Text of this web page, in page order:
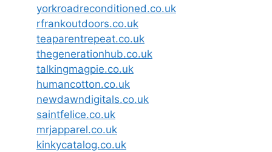
yorkroadreconditioned.co.uk
rfrankoutdoors.co.uk
teaparentrepeat.co.uk
thegenerationhub.co.uk
talkingmagpie.co.uk
humancotton.co.uk
newdawndigitals.co.uk
saintfelice.co.uk
mrjapparel.co.uk
kinkycatalog.co.uk